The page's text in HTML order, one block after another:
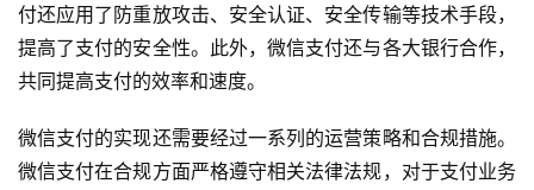
付还应用了防重放攻击、安全认证、安全传输等技术手段，
提高了支付的安全性。此外，微信支付还与各大银行合作，
共同提高支付的效率和速度。
微信支付的实现还需要经过一系列的运营策略和合规措施。
微信支付在合规方面严格遵守相关法律法规，对于支付业务